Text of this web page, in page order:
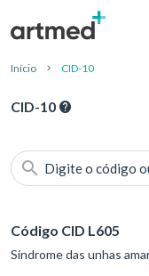
Início CID-10
CID-10
Digite o código
Código CID L605
Síndrome das unhas